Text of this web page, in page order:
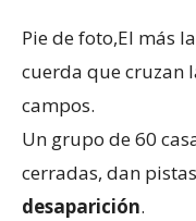
Pie de foto,El más
cuerda que cruzan
campos.
Un grupo de 60
cerradas, dan
desaparición.